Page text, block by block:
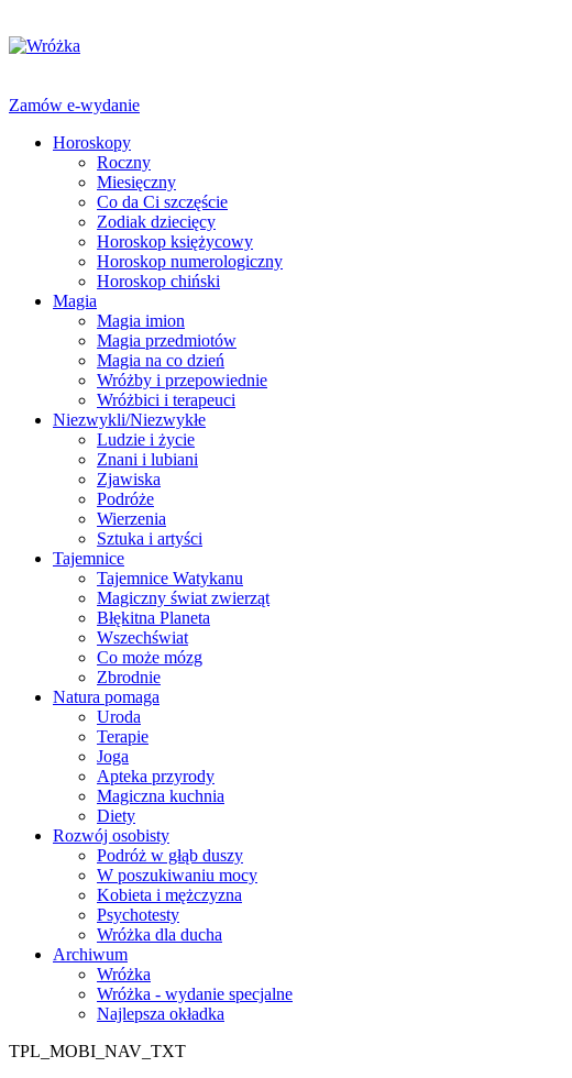
Zamów e-wydanie
Horoskopy
Roczny
Miesięczny
Co da Ci szczęście
Zodiak dziecięcy
Horoskop księżycowy
Horoskop numerologiczny
Horoskop chiński
Magia
Magia imion
Magia przedmiotów
Magia na co dzień
Wróżby i przepowiednie
Wróżbici i terapeuci
Niezwykli/Niezwykłe
Ludzie i życie
Znani i lubiani
Zjawiska
Podróże
Wierzenia
Sztuka i artyści
Tajemnice
Tajemnice Watykanu
Magiczny świat zwierząt
Błękitna Planeta
Wszechświat
Co może mózg
Zbrodnie
Natura pomaga
Uroda
Terapie
Joga
Apteka przyrody
Magiczna kuchnia
Diety
Rozwój osobisty
Podróż w głąb duszy
W poszukiwaniu mocy
Kobieta i mężczyzna
Psychotesty
Wróżka dla ducha
Archiwum
Wróżka
Wróżka - wydanie specjalne
Najlepsza okładka
TPL_MOBI_NAV_TXT